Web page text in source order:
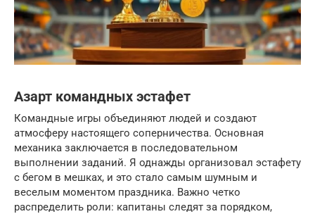
Азарт командных эстафет
Командные игры объединяют людей и создают
атмосферу настоящего соперничества. Основная
механика заключается в последовательном
выполнении заданий. Я однажды организовал эстафету
с бегом в мешках, и это стало самым шумным и
веселым моментом праздника. Важно четко
распределить роли: капитаны следят за порядком,